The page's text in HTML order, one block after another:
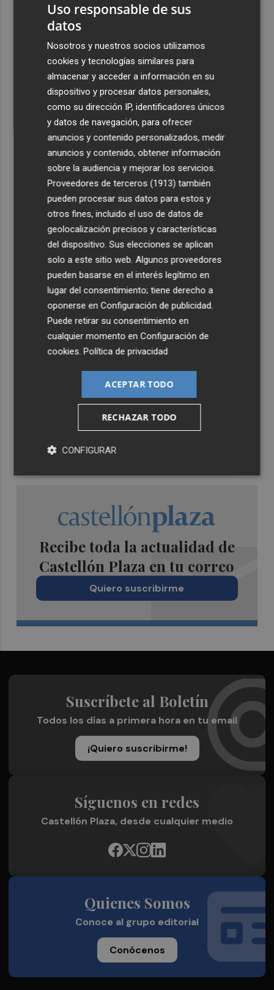
Últimas Noticias
Los incendios de Sierra Engarcerán y Culla evolucionan
positivamente pero Tírig pasa a situación 2 del PEIF
Luz verde a una inversión de casi 50.000 euros para
renovar las dos pistas deportivas de Abenarabi en
Las cuatro playas de la Región acreditadas con el
máximo nivel de accesibilidad están en Cartagena
El pequeño ahorrador vuelve a las letras del Tesoro y
demanda 15.000 millones en 6 meses
El oleoturismo se abre al público internacional con la
gastronomía como reclamo
Recibe toda la actualidad de
Castellón Plaza en tu correo
Quiero suscribirme
Suscríbete al Boletín
Todos los días a primera hora en tu email
¡Quiero suscribirme!
Síguenos en redes
Castellón Plaza, desde cualquier medio
Quienes Somos
Conoce al grupo editorial
Conócenos
Uso responsable de sus
datos
Nosotros y nuestros socios utilizamos
cookies y tecnologías similares para
almacenar y acceder a información en su
dispositivo y procesar datos personales,
como su dirección IP, identificadores únicos
y datos de navegación, para ofrecer
anuncios y contenido personalizados, medir
anuncios y contenido, obtener información
sobre la audiencia y mejorar los servicios.
Proveedores de terceros (1913) también
pueden procesar sus datos para estos y
otros fines, incluido el uso de datos de
geolocalización precisos y características
del dispositivo. Sus elecciones se aplican
solo a este sitio web. Algunos proveedores
pueden basarse en el interés legítimo en
lugar del consentimiento; tiene derecho a
oponerse enConfiguración de publicidad.
Puede retirar su consentimiento en
cualquier momento enConfiguración de
cookies.Política de privacidad
ACEPTAR TODO
RECHAZAR TODO
CONFIGURAR